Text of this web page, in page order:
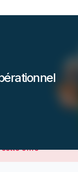
cette offre